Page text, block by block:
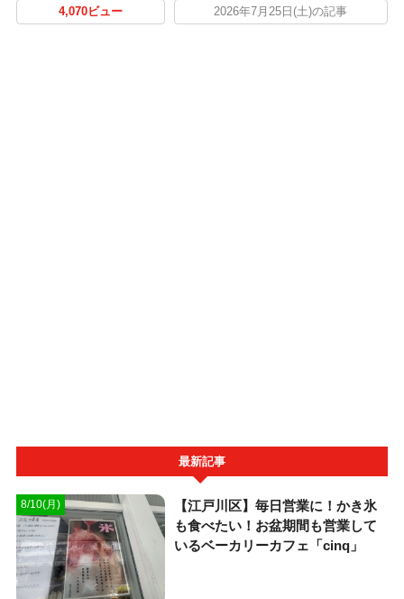
4,070ビュー 2026年7月25日(土)の記事
最新記事
8/10(月)
【江戸川区】毎日営業に！かき氷
も食べたい！お盆期間も営業して
いるベーカリーカフェ「cinq」